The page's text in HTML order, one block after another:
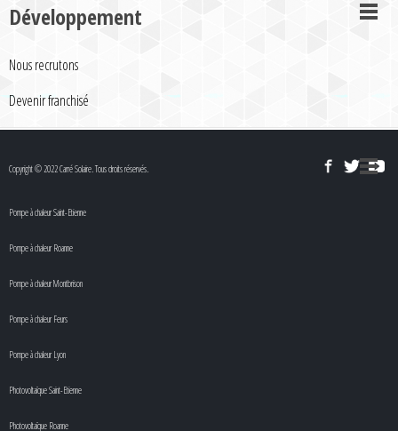
Développement
Nous recrutons
Devenir franchisé
Copyright © 2022 Carré Solaire. Tous droits réservés.
Pompe à chaleur Saint-Etienne
Pompe à chaleur Roanne
Pompe à chaleur Montbrison
Pompe à chaleur Feurs
Pompe à chaleur Lyon
Photovoltaïque Saint-Etienne
Photovoltaïque Roanne